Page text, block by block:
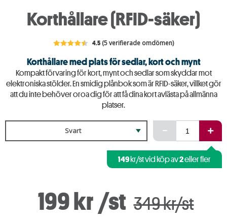
Korthållare (RFID-säker)
4.5 (5 verifierade omdömen)
Korthållare med plats för sedlar, kort och mynt
Kompakt förvaring för kort, mynt och sedlar som skyddar mot
elektroniska stölder. En smidig plånbok som är RFID-säker, villket gör
att du inte behöver oroa dig för att få dina kort avlästa på allmänna
platser.
Svart
149kr/st vid köp av2eller fler
199 kr/st 349 kr/st